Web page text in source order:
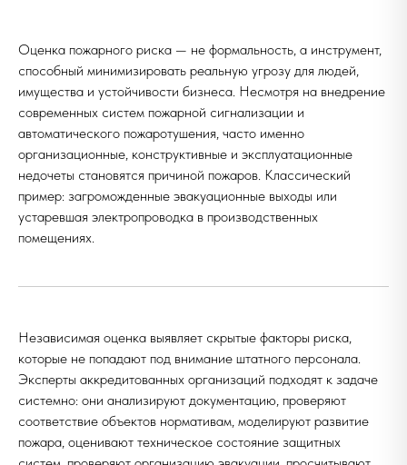
Оценка пожарного риска — не формальность, а инструмент,
способный минимизировать реальную угрозу для людей,
имущества и устойчивости бизнеса. Несмотря на внедрение
современных систем пожарной сигнализации и
автоматического пожаротушения, часто именно
организационные, конструктивные и эксплуатационные
недочеты становятся причиной пожаров. Классический
пример: загроможденные эвакуационные выходы или
устаревшая электропроводка в производственных
помещениях.
Независимая оценка выявляет скрытые факторы риска,
которые не попадают под внимание штатного персонала.
Эксперты аккредитованных организаций подходят к задаче
системно: они анализируют документацию, проверяют
соответствие объектов нормативам, моделируют развитие
пожара, оценивают техническое состояние защитных